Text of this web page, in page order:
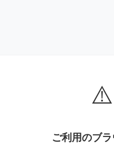
⚠️
ご利用のブ